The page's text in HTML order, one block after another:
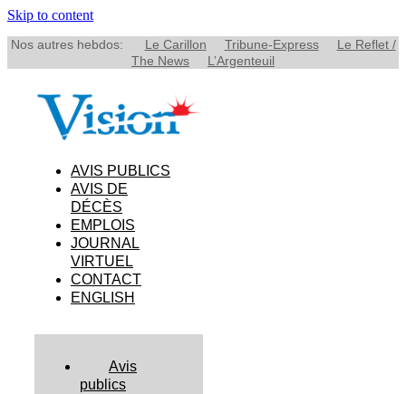
Skip to content
Nos autres hebdos: Le Carillon Tribune-Express
Le Reflet /
The News
L’Argenteuil
AVIS PUBLICS
AVIS DE
DÉCÈS
EMPLOIS
JOURNAL
VIRTUEL
CONTACT
ENGLISH
Avis
publics